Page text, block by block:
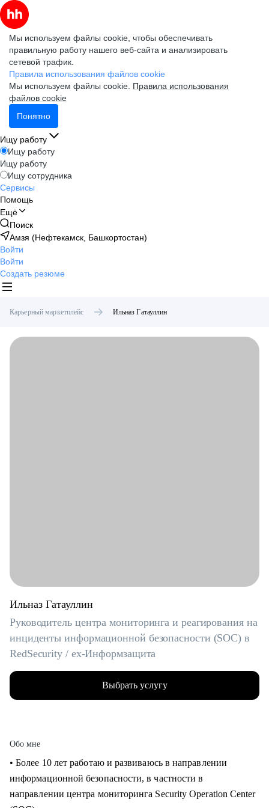
Мы используем файлы cookie, чтобы обеспечивать
правильную работу нашего веб-сайта и анализировать
сетевой трафик.
Правила использования файлов cookie
Мы используем файлы cookie. Правила использования
файлов cookie
Понятно
Ищу работу
Ищу работу
Ищу работу
Ищу сотрудника
Сервисы
Помощь
Ещё
Поиск
Амзя (Нефтекамск, Башкортостан)
Войти
Войти
Создать резюме
Карьерный маркетплейс Ильназ Гатауллин
Ильназ Гатауллин
Руководитель центра мониторинга и реагирования на
инциденты информационной безопасности (SOC) в
RedSecurity / ex-Информзащита
Выбрать услугу
Обо мне
• Более 10 лет работаю и развиваюсь в направлении
информационной безопасности, в частности в
направлении центра мониторинга Security Operation Center